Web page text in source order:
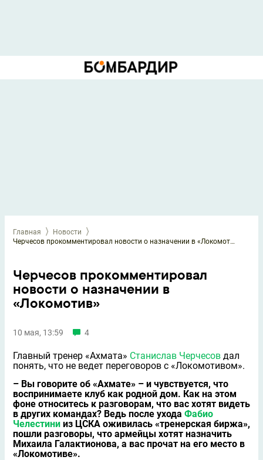
Главная
Новости
Черчесов прокомментировал новости о назначении в «Локомотив»
Черчесов прокомментировал
новости о назначении в
«Локомотив»
10 мая, 13:59 4
Главный тренер «Ахмата» Станислав Черчесов дал
понять, что не ведет переговоров с «Локомотивом».
– Вы говорите об «Ахмате» – и чувствуется, что
воспринимаете клуб как родной дом. Как на этом
фоне относитесь к разговорам, что вас хотят видеть
в других командах? Ведь после ухода Фабио
Челестини из ЦСКА оживилась «тренерская биржа»,
пошли разговоры, что армейцы хотят назначить
Михаила Галактионова, а вас прочат на его место в
«Локомотиве».